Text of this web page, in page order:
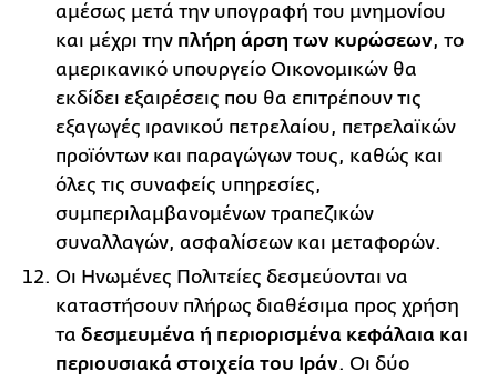
αμέσως μετά την υπογραφή του μνημονίου
και μέχρι την πλήρη άρση των κυρώσεων, το
αμερικανικό υπουργείο Οικονομικών θα
εκδίδει εξαιρέσεις που θα επιτρέπουν τις
εξαγωγές ιρανικού πετρελαίου, πετρελαϊκών
προϊόντων και παραγώγων τους, καθώς και
όλες τις συναφείς υπηρεσίες,
συμπεριλαμβανομένων τραπεζικών
συναλλαγών, ασφαλίσεων και μεταφορών.
Οι Ηνωμένες Πολιτείες δεσμεύονται να
καταστήσουν πλήρως διαθέσιμα προς χρήση
τα δεσμευμένα ή περιορισμένα κεφάλαια και
περιουσιακά στοιχεία του Ιράν. Οι δύο